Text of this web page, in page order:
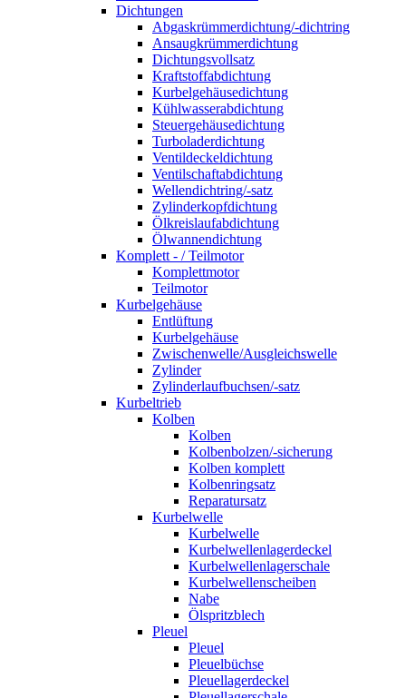
Dichtungen
Abgaskrümmerdichtung/-dichtring
Ansaugkrümmerdichtung
Dichtungsvollsatz
Kraftstoffabdichtung
Kurbelgehäusedichtung
Kühlwasserabdichtung
Steuergehäusedichtung
Turboladerdichtung
Ventildeckeldichtung
Ventilschaftabdichtung
Wellendichtring/-satz
Zylinderkopfdichtung
Ölkreislaufabdichtung
Ölwannendichtung
Komplett - / Teilmotor
Komplettmotor
Teilmotor
Kurbelgehäuse
Entlüftung
Kurbelgehäuse
Zwischenwelle/Ausgleichswelle
Zylinder
Zylinderlaufbuchsen/-satz
Kurbeltrieb
Kolben
Kolben
Kolbenbolzen/-sicherung
Kolben komplett
Kolbenringsatz
Reparatursatz
Kurbelwelle
Kurbelwelle
Kurbelwellenlagerdeckel
Kurbelwellenlagerschale
Kurbelwellenscheiben
Nabe
Ölspritzblech
Pleuel
Pleuel
Pleuelbüchse
Pleuellagerdeckel